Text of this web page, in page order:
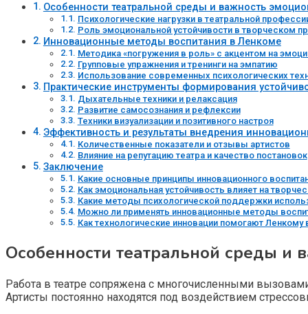
Особенности театральной среды и важность
Психологические нагрузки в театральной
Роль эмоциональной устойчивости в творческом
Инновационные методы воспитания в Ленкоме
Методика «погружения в роль» с акцентом на
Групповые упражнения и тренинги на эмпатию
Использование современных психологических
Практические инструменты формирования
Дыхательные техники и релаксация
Развитие самосознания и рефлексии
Техники визуализации и позитивного настроя
Эффективность и результаты внедрения
Количественные показатели и отзывы артистов
Влияние на репутацию театра и качество постановок
Заключение
Какие основные принципы инновационного
Как эмоциональная устойчивость влияет на
Какие методы психологической поддержки
Можно ли применять инновационные методы
Как технологические инновации помогают Ленкому
Особенности театральной среды и
Работа в театре сопряжена с многочисленными
Артисты постоянно находятся под воздействием